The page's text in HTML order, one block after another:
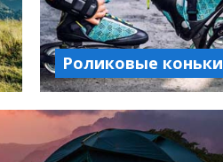
Роликовые коньки